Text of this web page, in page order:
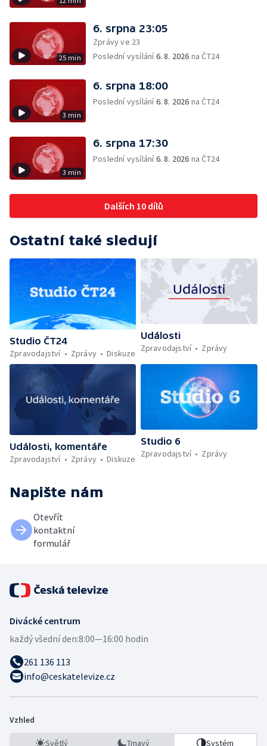
25 min
6. srpna 23:05
Zprávy ve 23
Poslední vysílání6. 8. 2026 na ČT24
3 min
6. srpna 18:00
Poslední vysílání6. 8. 2026 na ČT24
3 min
6. srpna 17:30
Poslední vysílání6. 8. 2026 na ČT24
Dalších 10 dílů
Ostatní také sledují
Studio ČT24
Zpravodajství
Zprávy Diskuze
Události
Zpravodajství
Zprávy
Události, komentáře
Zpravodajství
Zprávy Diskuze
Studio 6
Zpravodajství
Zprávy
Napište nám
Otevřít
kontaktní
formulář
Divácké centrum
každý všední den:8:00—16:00 hodin
261 136 113
info@ceskatelevize.cz
Vzhled
Světlý Tmavý Systém